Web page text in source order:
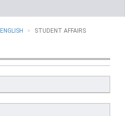
ENGLISH STUDENT AFFAIRS